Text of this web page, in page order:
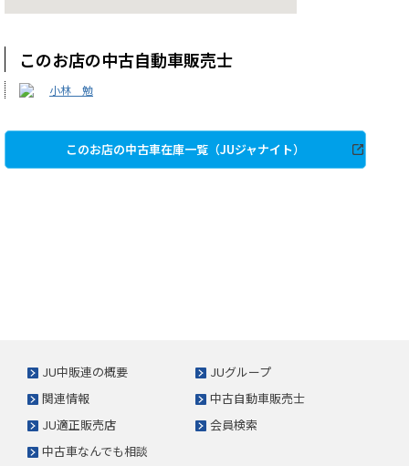
このお店の中古自動車販売士
小林 勉
このお店の中古車在庫一覧（JUジャナイト）
JU中販連の概要
JUグループ
関連情報
中古自動車販売士
JU適正販売店
会員検索
中古車なんでも相談